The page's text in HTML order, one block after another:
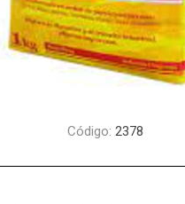
Código: 2378